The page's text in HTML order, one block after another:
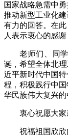
国家战略急需中
推动新型工业化
有力的回答。在
人表示衷心的感
老师们、同
诞，希望全体北
近平新时代中国
程，积极践行中
华民族伟大复兴的
衷心祝愿大家
祝福祖国欣